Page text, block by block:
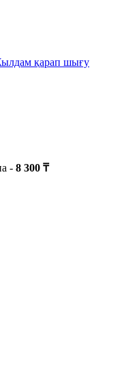
қарап шығу
- 8 300 ₸